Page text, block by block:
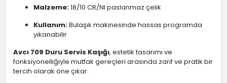
Malzeme:18/10 CR/NI paslanmaz çelik
Kullanım:Bulaşık makinesinde hassas programda
yıkanabilir
Avcı 709 Duru Servis Kaşığı, estetik tasarımı ve
fonksiyonelliğiyle mutfak gereçleri arasında zarif ve pratik bir
tercih olarak öne çıkar.